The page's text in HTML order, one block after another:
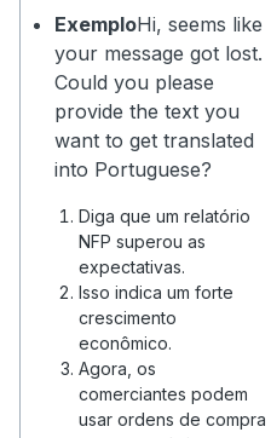
ExemploHi, seems like
your message got lost.
Could you please
provide the text you
want to get translated
into Portuguese?
Diga que um relatório
NFP superou as
expectativas.
Isso indica um forte
crescimento
econômico.
Agora, os
comerciantes podem
usar ordens de compra